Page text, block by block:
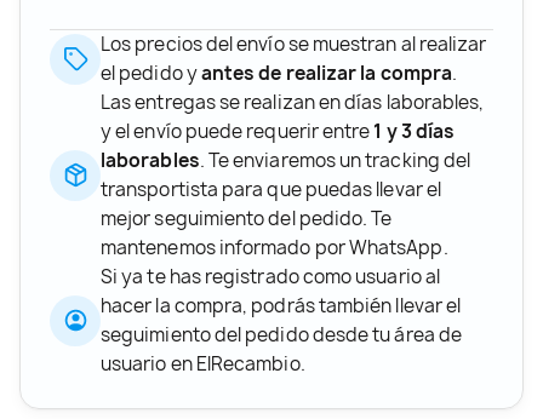
Los precios del envío se muestran al realizar
el pedido yantes de realizar la compra.
Las entregas se realizan en días laborables,
y el envío puede requerir entre1 y 3 días
laborables. Te enviaremos un tracking del
transportista para que puedas llevar el
mejor seguimiento del pedido. Te
mantenemos informado por WhatsApp.
Si ya te has registrado como usuario al
hacer la compra, podrás también llevar el
seguimiento del pedido desde tu área de
usuario en ElRecambio.